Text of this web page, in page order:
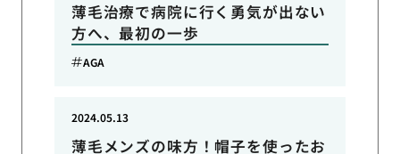
薄毛治療で病院に行く勇気が出ない
方へ、最初の一歩
AGA
薄毛メンズの味方！帽子を使ったお
2024.05.13